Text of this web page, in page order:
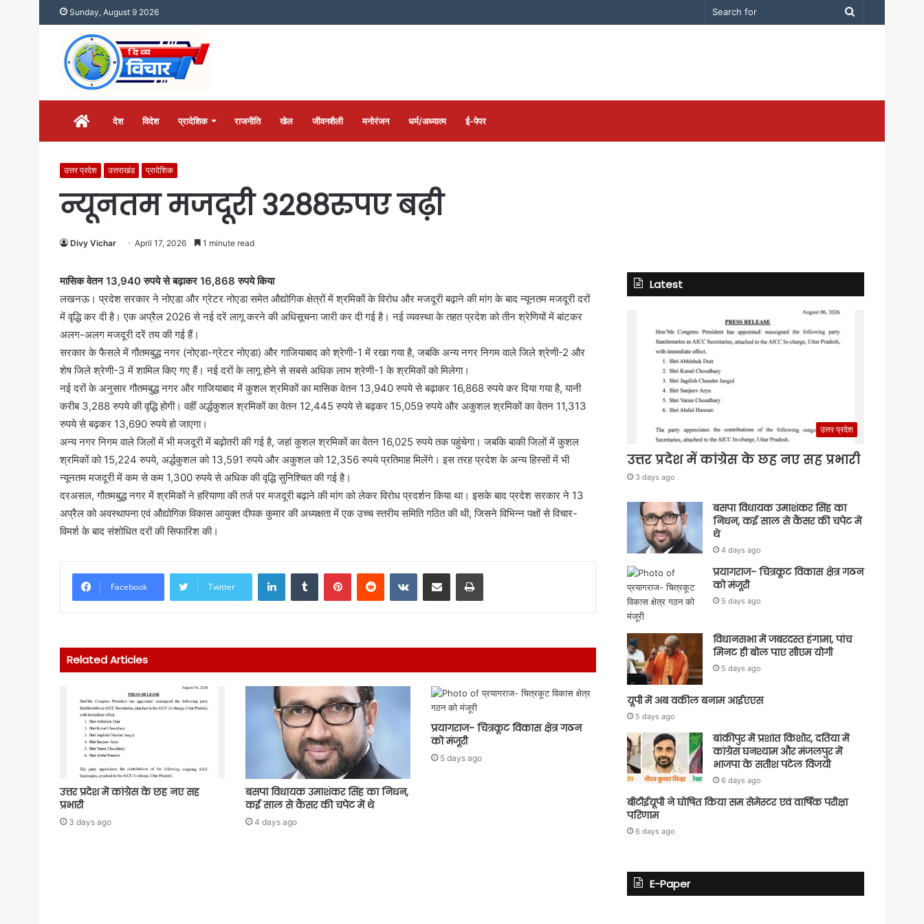
Sunday, August 9 2026
Search
होम देश विदेश प्रादेशिक राजनीति खेल जीवनशैली मनोरंजन धर्म/अध्यात्म ई-पेपर
उत्तर प्रदेश उत्तराखंड प्रादेशिक
न्यूनतम मजदूरी 3288रुपए बढ़ी
Divy Vichar April 17, 2026 1 minute read
मासिक वेतन 13,940 रुपये से बढ़ाकर 16,868 रुपये किया
लखनऊ। प्रदेश सरकार ने नोएडा और ग्रेटर नोएडा समेत औद्योगिक क्षेत्रों में श्रमिकों के विरोध और मजदूरी बढ़ाने की मांग के बाद न्यूनतम मजदूरी दरों
में वृद्धि कर दी है। एक अप्रैल 2026 से नई दरें लागू करने की अधिसूचना जारी कर दी गई है। नई व्यवस्था के तहत प्रदेश को तीन श्रेणियों में बांटकर
अलग-अलग मजदूरी दरें तय की गई हैं।
सरकार के फैसले में गौतमबुद्ध नगर (नोएडा-ग्रेटर नोएडा) और गाजियाबाद को श्रेणी-1 में रखा गया है, जबकि अन्य नगर निगम वाले जिले श्रेणी-2 और
शेष जिले श्रेणी-3 में शामिल किए गए हैं। नई दरों के लागू होने से सबसे अधिक लाभ श्रेणी-1 के श्रमिकों को मिलेगा।
नई दरों के अनुसार गौतमबुद्ध नगर और गाजियाबाद में कुशल श्रमिकों का मासिक वेतन 13,940 रुपये से बढ़ाकर 16,868 रुपये कर दिया गया है, यानी
करीब 3,288 रुपये की वृद्धि होगी। वहीं अर्द्धकुशल श्रमिकों का वेतन 12,445 रुपये से बढ़कर 15,059 रुपये और अकुशल श्रमिकों का वेतन 11,313
रुपये से बढ़कर 13,690 रुपये हो जाएगा।
अन्य नगर निगम वाले जिलों में भी मजदूरी में बढ़ोतरी की गई है, जहां कुशल श्रमिकों का वेतन 16,025 रुपये तक पहुंचेगा। जबकि बाकी जिलों में कुशल
श्रमिकों को 15,224 रुपये, अर्द्धकुशल को 13,591 रुपये और अकुशल को 12,356 रुपये प्रतिमाह मिलेंगे। इस तरह प्रदेश के अन्य हिस्सों में भी
न्यूनतम मजदूरी में कम से कम 1,300 रुपये से अधिक की वृद्धि सुनिश्चित की गई है।
दरअसल, गौतमबुद्ध नगर में श्रमिकों ने हरियाणा की तर्ज पर मजदूरी बढ़ाने की मांग को लेकर विरोध प्रदर्शन किया था। इसके बाद प्रदेश सरकार ने 13
अप्रैल को अवस्थापना एवं औद्योगिक विकास आयुक्त दीपक कुमार की अध्यक्षता में एक उच्च स्तरीय समिति गठित की थी, जिसने विभिन्न पक्षों से विचार-
विमर्श के बाद संशोधित दरों की सिफारिश की।
Facebook Twitter
LinkedInTumblr PinterestReddit VKontakteShare via Email Print
Related Articles
उत्तर प्रदेश में कांग्रेस के छह नए सह
प्रभारी
3 days ago
बसपा विधायक उमाशंकर सिंह का निधन,
कई साल से कैंसर की चपेट में थे
4 days ago
प्रयागराज- चित्रकूट विकास क्षेत्र गठन
को मंजूरी
5 days ago
Latest
उत्तर प्रदेश
उत्तर प्रदेश में कांग्रेस के छह नए सह प्रभारी
3 days ago
बसपा विधायक उमाशंकर सिंह का
निधन, कई साल से कैंसर की चपेट में
थे
4 days ago
प्रयागराज- चित्रकूट विकास क्षेत्र गठन
को मंजूरी
5 days ago
विधानसभा में जबरदस्त हंगामा, पांच
मिनट ही बोल पाए सीएम योगी
5 days ago
यूपी में अब वकील बनाम आईएएस
5 days ago
बांकीपुर में प्रशांत किशोर, दतिया में
कांग्रेस घनश्याम और मंजलपुर में
भाजपा के सतीश पटेल विजयी
6 days ago
बीटीईयूपी ने घोषित किया सम सेमेस्टर एवं वार्षिक परीक्षा
परिणाम
6 days ago
E-Paper